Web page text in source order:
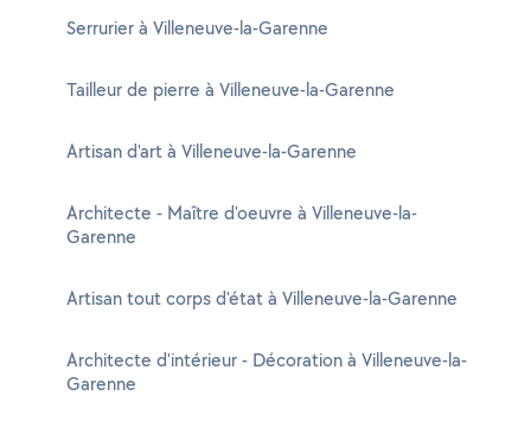
Serrurier à Villeneuve-la-Garenne
Tailleur de pierre à Villeneuve-la-Garenne
Artisan d'art à Villeneuve-la-Garenne
Architecte - Maître d'oeuvre à Villeneuve-la-
Garenne
Artisan tout corps d'état à Villeneuve-la-Garenne
Architecte d'intérieur - Décoration à Villeneuve-la-
Garenne